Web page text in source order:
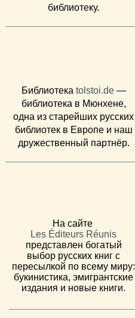
библиотеку.
Библиотека tolstoi.de—
библиотека в Мюнхене,
одна из старейших русских
библиотек в Европе и наш
дружественный партнёр.
На сайте
Les Éditeurs Réunis
представлен богатый
выбор русских книг с
пересылкой по всему миру:
букинистика, эмигрантские
издания и новые книги.